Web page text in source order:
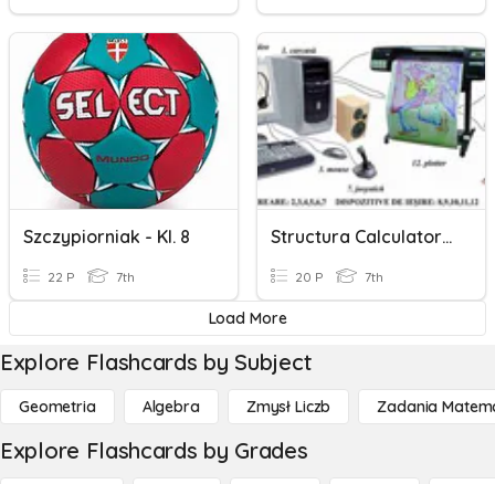
Szczypiorniak - Kl. 8
22 P 7th
Structura Calculatorului
20 P 7th
Load More
Explore Flashcards by Subject
Geometria Algebra Zmysł Liczb Zadania
Explore Flashcards by Grades